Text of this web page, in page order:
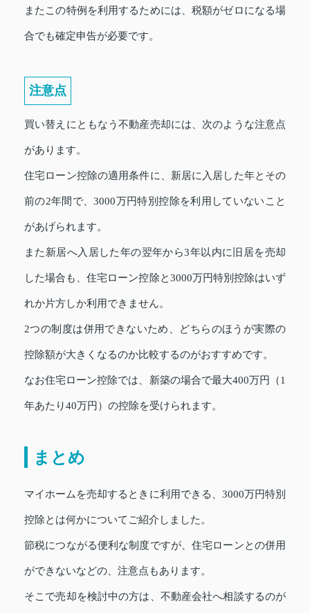
またこの特例を利用するためには、税額がゼロになる場
合でも確定申告が必要です。
注意点
買い替えにともなう不動産売却には、次のような注意点
があります。
住宅ローン控除の適用条件に、新居に入居した年とその
前の2年間で、3000万円特別控除を利用していないこと
があげられます。
また新居へ入居した年の翌年から3年以内に旧居を売却
した場合も、住宅ローン控除と3000万円特別控除はいず
れか片方しか利用できません。
2つの制度は併用できないため、どちらのほうが実際の
控除額が大きくなるのか比較するのがおすすめです。
なお住宅ローン控除では、新築の場合で最大400万円（1
年あたり40万円）の控除を受けられます。
まとめ
マイホームを売却するときに利用できる、3000万円特別
控除とは何かについてご紹介しました。
節税につながる便利な制度ですが、住宅ローンとの併用
ができないなどの、注意点もあります。
そこで売却を検討中の方は、不動産会社へ相談するのが